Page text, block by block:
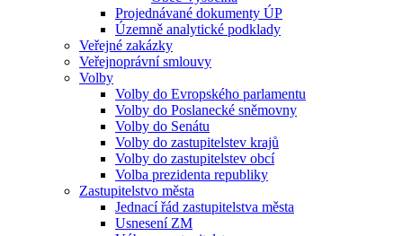
Projednávané dokumenty ÚP
Územně analytické podklady
Veřejné zakázky
Veřejnoprávní smlouvy
Volby
Volby do Evropského parlamentu
Volby do Poslanecké sněmovny
Volby do Senátu
Volby do zastupitelstev krajů
Volby do zastupitelstev obcí
Volba prezidenta republiky
Zastupitelstvo města
Jednací řád zastupitelstva města
Usnesení ZM